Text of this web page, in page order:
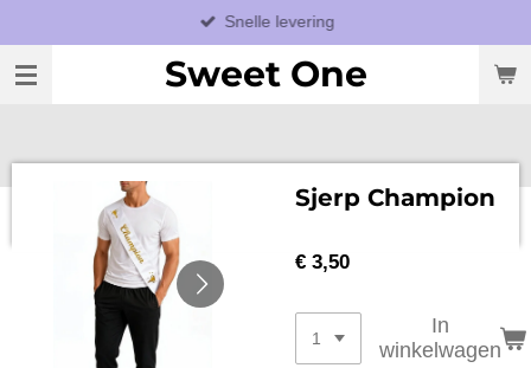
direct
naar
Sweet One
Snelle levering
Sjerp Champion
€ 3,50
In
winkelwagen